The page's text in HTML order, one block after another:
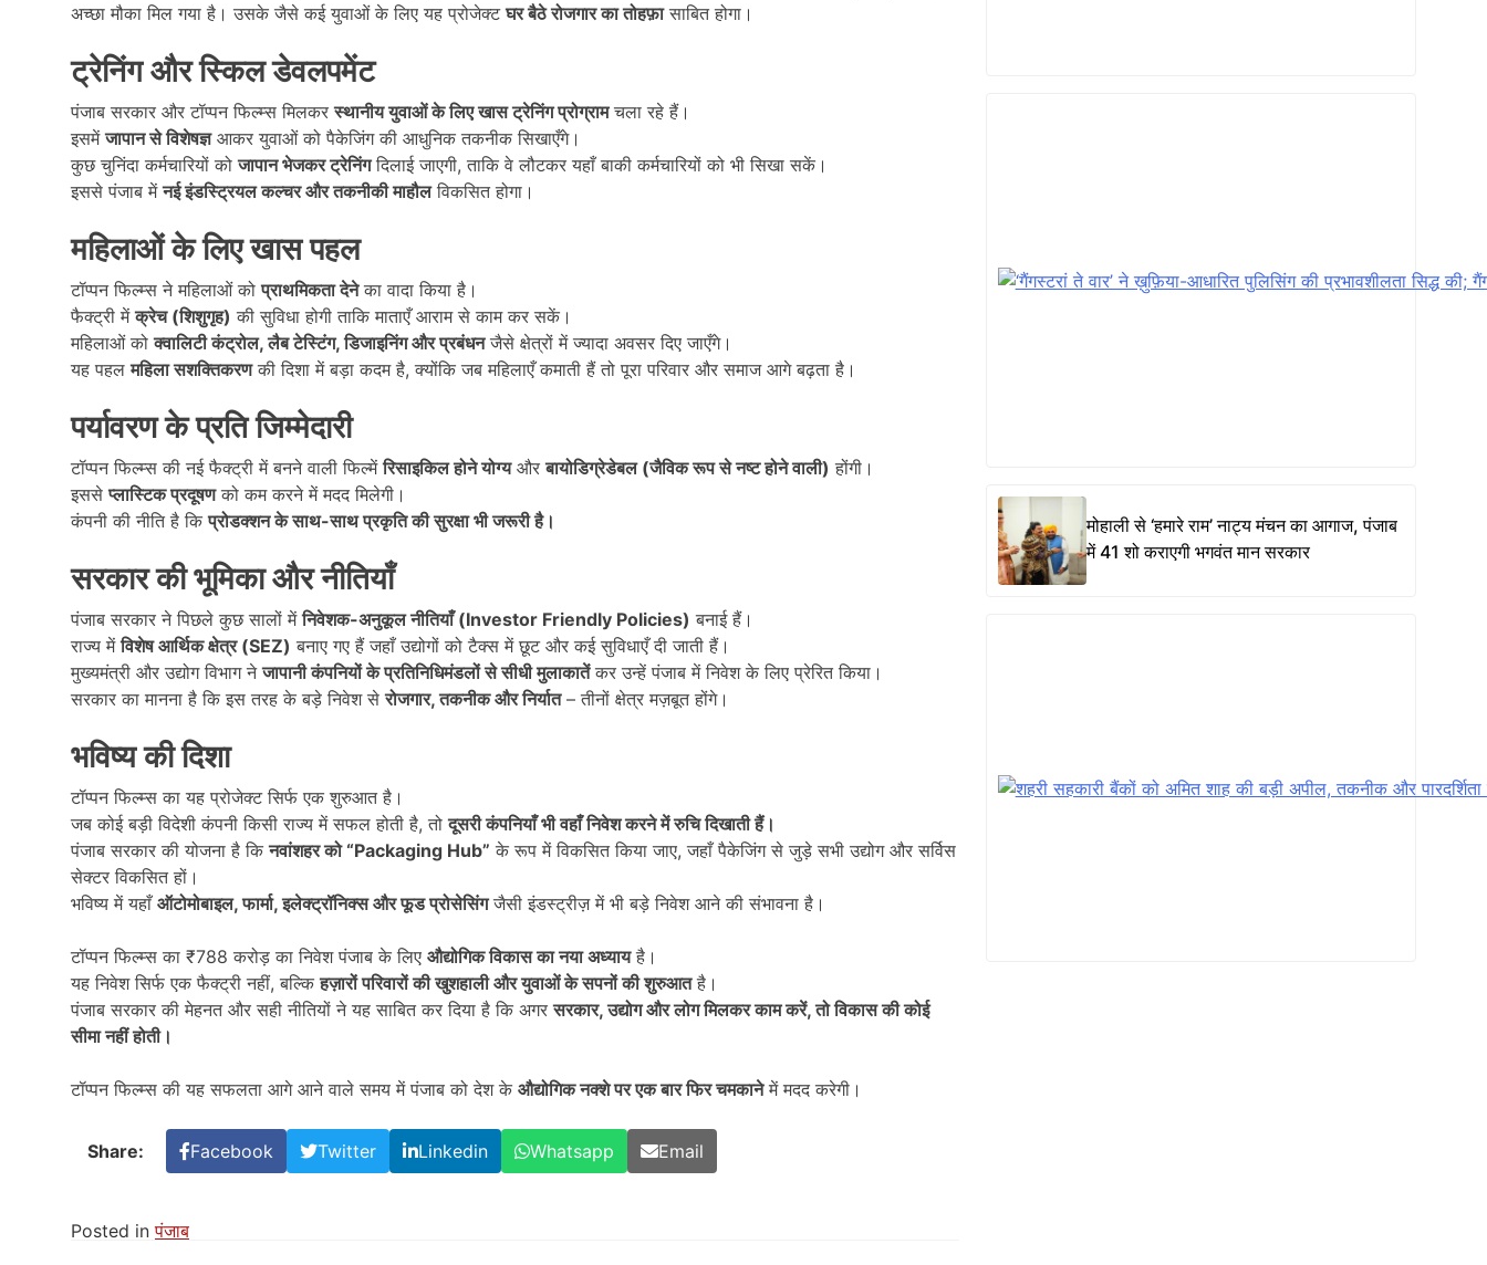
अच्छा मौका मिल गया है। उसके जैसे कई युवाओं के लिए यह प्रोजेक्टघर बैठे रोजगार का तोहफ़ासाबित होगा।
ट्रेनिंग और स्किल डेवलपमेंट
पंजाब सरकार और टॉप्पन फिल्म्स मिलकरस्थानीय युवाओं के लिए खास ट्रेनिंग प्रोग्रामचला रहे हैं।
इसमेंजापान से विशेषज्ञआकर युवाओं को पैकेजिंग की आधुनिक तकनीक सिखाएँगे।
कुछ चुनिंदा कर्मचारियों कोजापान भेजकर ट्रेनिंगदिलाई जाएगी, ताकि वे लौटकर यहाँ बाकी कर्मचारियों को भी सिखा सकें।
इससे पंजाब मेंनई इंडस्ट्रियल कल्चर और तकनीकी माहौलविकसित होगा।
महिलाओं के लिए खास पहल
टॉप्पन फिल्म्स ने महिलाओं कोप्राथमिकता देनेका वादा किया है।
फैक्ट्री मेंक्रेच (शिशुगृह) की सुविधा होगी ताकि माताएँ आराम से काम कर सकें।
महिलाओं कोक्वालिटी कंट्रोल,लैब टेस्टिंग,डिजाइनिंग और प्रबंधनजैसे क्षेत्रों में ज्यादा अवसर दिए जाएँगे।
यह पहलमहिला सशक्तिकरणकी दिशा में बड़ा कदम है, क्योंकि जब महिलाएँ कमाती हैं तो पूरा परिवार और समाज आगे बढ़ता है।
पर्यावरण के प्रति जिम्मेदारी
टॉप्पन फिल्म्स की नई फैक्ट्री में बनने वाली फिल्मेंरिसाइकिल होने योग्यऔरबायोडिग्रेडेबल (जैविक रूप से नष्ट होने वाली) होंगी।
इससेप्लास्टिक प्रदूषणको कम करने में मदद मिलेगी।
कंपनी की नीति है किप्रोडक्शन के साथ-साथ प्रकृति की सुरक्षा भी जरूरी है।
सरकार की भूमिका और नीतियाँ
पंजाब सरकार ने पिछले कुछ सालों मेंनिवेशक-अनुकूल नीतियाँ (Investor Friendly Policies) बनाई हैं।
राज्य मेंविशेष आर्थिक क्षेत्र (SEZ) बनाए गए हैं जहाँ उद्योगों को टैक्स में छूट और कई सुविधाएँ दी जाती हैं।
मुख्यमंत्री और उद्योग विभाग नेजापानी कंपनियों के प्रतिनिधिमंडलों से सीधी मुलाकातेंकर उन्हें पंजाब में निवेश के लिए प्रेरित किया।
सरकार का मानना है कि इस तरह के बड़े निवेश सेरोजगार,तकनीक और निर्यात– तीनों क्षेत्र मज़बूत होंगे।
भविष्य की दिशा
टॉप्पन फिल्म्स का यह प्रोजेक्ट सिर्फ एक शुरुआत है।
जब कोई बड़ी विदेशी कंपनी किसी राज्य में सफल होती है, तोदूसरी कंपनियाँ भी वहाँ निवेश करने में रुचि दिखाती हैं।
पंजाब सरकार की योजना है किनवांशहर को “Packaging Hub” के रूप में विकसित किया जाए, जहाँ पैकेजिंग से जुड़े सभी उद्योग और सर्विस
सेक्टर विकसित हों।
भविष्य में यहाँ ऑटोमोबाइल,फार्मा,इलेक्ट्रॉनिक्स और फूड प्रोसेसिंगजैसी इंडस्ट्रीज़ में भी बड़े निवेश आने की संभावना है।
टॉप्पन फिल्म्स का ₹788 करोड़ का निवेश पंजाब के लिए औद्योगिक विकास का नया अध्यायहै।
यह निवेश सिर्फ एक फैक्ट्री नहीं, बल्किहज़ारों परिवारों की खुशहाली और युवाओं के सपनों की शुरुआतहै।
पंजाब सरकार की मेहनत और सही नीतियों ने यह साबित कर दिया है कि अगरसरकार,उद्योग और लोग मिलकर काम करें,तो विकास की कोई
सीमा नहीं होती।
टॉप्पन फिल्म्स की यह सफलता आगे आने वाले समय में पंजाब को देश के औद्योगिक नक्शे पर एक बार फिर चमकानेमें मदद करेगी।
Share: Facebook Twitter Linkedin Whatsapp Email
Posted inपंजाब
मोहाली से ‘हमारे राम’ नाट्य मंचन का आगाज, पंजाब
में 41 शो कराएगी भगवंत मान सरकार